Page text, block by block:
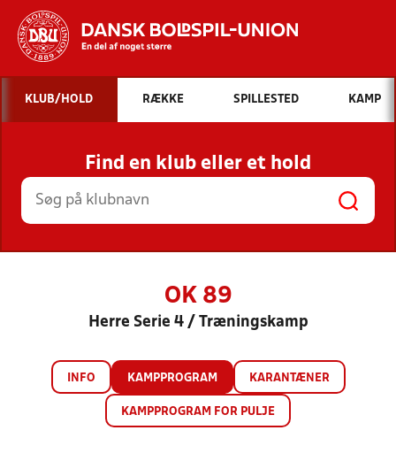
Hvad vil du søge efter?
INDHOLD OG NYHEDER
STILLINGER, RESULTATER, KLUBBER OG
HOLD
KLUB/HOLD RÆKKE SPILLESTED KAMP
Find en klub eller et hold
OK 89
Herre Serie 4 / Træningskamp
INFO KAMPPROGRAM KARANTÆNER
KAMPPROGRAM FOR PULJE